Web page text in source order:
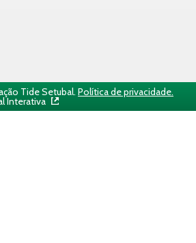
Tide Setubal. Política de privacidade.
Interativa